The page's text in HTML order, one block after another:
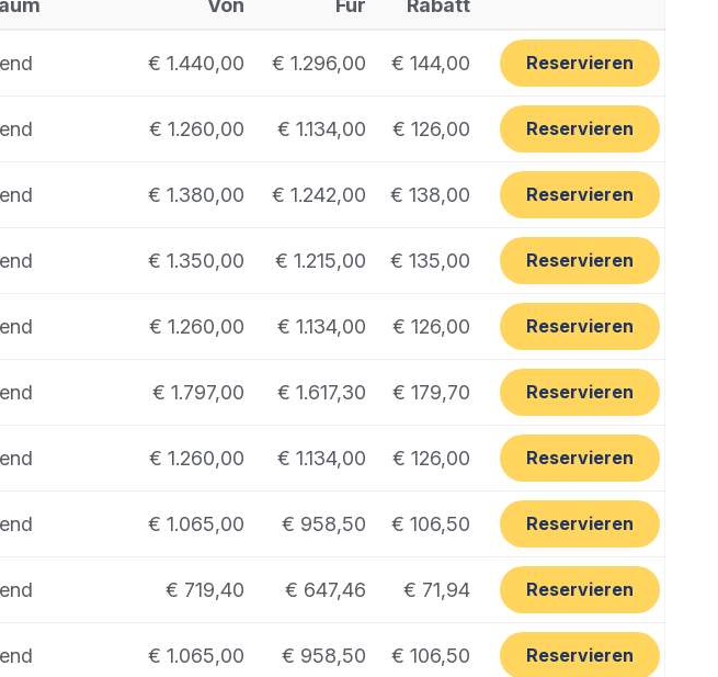
€ 1.440,00 € 1.296,00 € 144,00 Reservieren
€ 1.260,00 € 1.134,00 € 126,00 Reservieren
€ 1.380,00 € 1.242,00 € 138,00 Reservieren
€ 1.350,00 € 1.215,00 € 135,00 Reservieren
€ 1.260,00 € 1.134,00 € 126,00 Reservieren
€ 1.797,00 € 1.617,30 € 179,70 Reservieren
€ 1.260,00 € 1.134,00 € 126,00 Reservieren
€ 1.065,00 € 958,50 € 106,50 Reservieren
€ 719,40 € 647,46 € 71,94 Reservieren
€ 1.065,00 € 958,50 € 106,50 Reservieren